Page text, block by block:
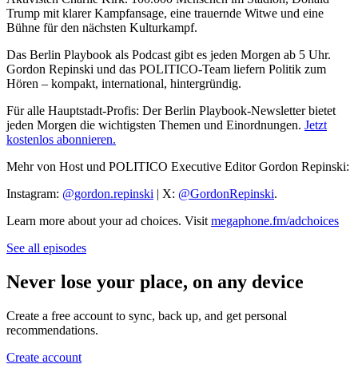
Trump mit klarer Kampfansage, eine trauernde Witwe und eine
Bühne für den nächsten Kulturkampf.
Das Berlin Playbook als Podcast gibt es jeden Morgen ab 5 Uhr.
Gordon Repinski und das POLITICO-Team liefern Politik zum
Hören – kompakt, international, hintergründig.
Für alle Hauptstadt-Profis: Der Berlin Playbook-Newsletter bietet
jeden Morgen die wichtigsten Themen und Einordnungen. Jetzt
kostenlos abonnieren.
Mehr von Host und POLITICO Executive Editor Gordon Repinski:
Instagram: @gordon.repinski | X: @GordonRepinski.
Learn more about your ad choices. Visit megaphone.fm/adchoices
See all episodes
Never lose your place, on any device
Create a free account to sync, back up, and get personal
recommendations.
Create account